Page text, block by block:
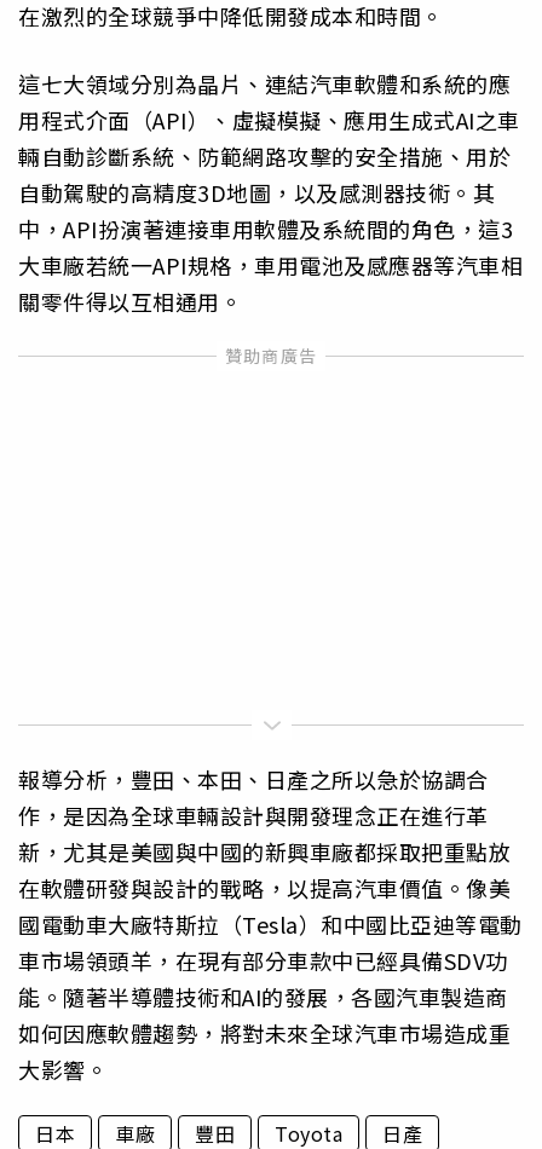
在激烈的全球競爭中降低開發成本和時間。
這七大領域分別為晶片、連結汽車軟體和系統的應
用程式介面（API）、虛擬模擬、應用生成式AI之車
輛自動診斷系統、防範網路攻擊的安全措施、用於
自動駕駛的高精度3D地圖，以及感測器技術。其
中，API扮演著連接車用軟體及系統間的角色，這3
大車廠若統一API規格，車用電池及感應器等汽車相
關零件得以互相通用。
報導分析，豐田、本田、日產之所以急於協調合
作，是因為全球車輛設計與開發理念正在進行革
新，尤其是美國與中國的新興車廠都採取把重點放
在軟體研發與設計的戰略，以提高汽車價值。像美
國電動車大廠特斯拉（Tesla）和中國比亞迪等電動
車市場領頭羊，在現有部分車款中已經具備SDV功
能。隨著半導體技術和AI的發展，各國汽車製造商
如何因應軟體趨勢，將對未來全球汽車市場造成重
大影響。
日本 車廠 豐田 Toyota
日產